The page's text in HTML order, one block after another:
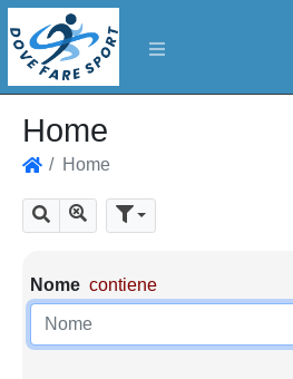
Home
Home
Cerca Mostra tutti i risultati
Parametri di ricerca
Nome contiene